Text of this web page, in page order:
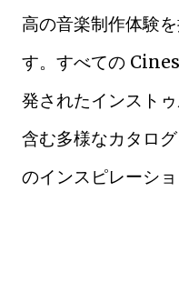
高の音楽制作体験
す。すべての
発されたインスト
含む多様なカタロ
のインスピレーショ